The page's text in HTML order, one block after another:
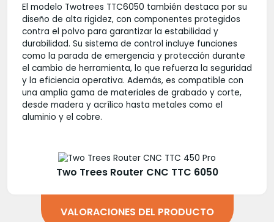
El modelo Twotrees TTC6050 también destaca por su
diseño de alta rigidez, con componentes protegidos
contra el polvo para garantizar la estabilidad y
durabilidad. Su sistema de control incluye funciones
como la parada de emergencia y protección durante
el cambio de herramienta, lo que refuerza la seguridad
y la eficiencia operativa. Además, es compatible con
una amplia gama de materiales de grabado y corte,
desde madera y acrílico hasta metales como el
aluminio y el cobre.
Two Trees Router CNC TTC 6050
VALORACIONES DEL PRODUCTO